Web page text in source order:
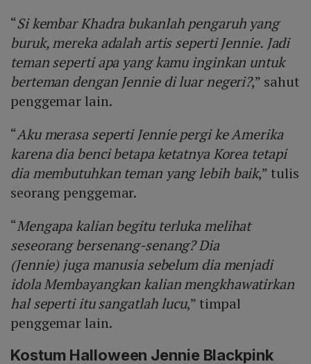
“Si kembar Khadra bukanlah pengaruh yang
buruk, mereka adalah artis seperti Jennie. Jadi
teman seperti apa yang kamu inginkan untuk
berteman dengan Jennie di luar negeri?,” sahut
penggemar lain.
“Aku merasa seperti Jennie pergi ke Amerika
karena dia benci betapa ketatnya Korea tetapi
dia membutuhkan teman yang lebih baik,” tulis
seorang penggemar.
“Mengapa kalian begitu terluka melihat
seseorang bersenang-senang? Dia
(Jennie) juga manusia sebelum dia menjadi
idola Membayangkan kalian mengkhawatirkan
hal seperti itu sangatlah lucu,” timpal
penggemar lain.
Kostum Halloween Jennie Blackpink